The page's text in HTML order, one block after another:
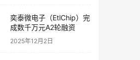
奕泰微电子（EtlChip）完
成数千万元A2轮融资
2025年12月2日